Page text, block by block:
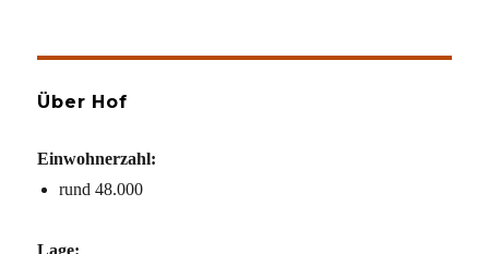
Über Hof
Einwohnerzahl:
rund 48.000
Lage: